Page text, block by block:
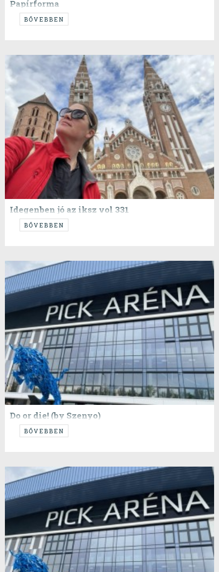
Papírforma
BŐVEBBEN
Idegenben jó az iksz vol 331
BŐVEBBEN
Do or die! (by Szenyo)
...a feladat adott, a nehézségi szintet pedig a csapat választotta...
BŐVEBBEN